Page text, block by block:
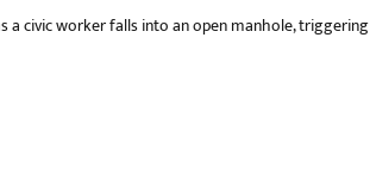
a civic worker falls into an open manhole, triggering